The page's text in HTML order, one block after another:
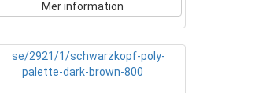
Mer information